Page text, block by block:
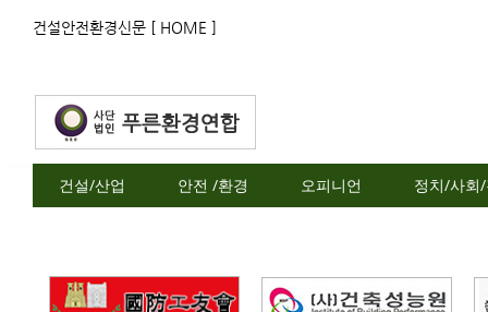
건설안전환경신문 [ HOME ]
건설/산업 안전 /환경 오피니언 정치/사회